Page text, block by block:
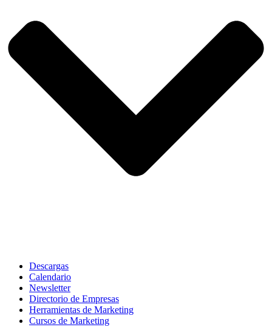
Descargas
Calendario
Newsletter
Directorio de Empresas
Herramientas de Marketing
Cursos de Marketing